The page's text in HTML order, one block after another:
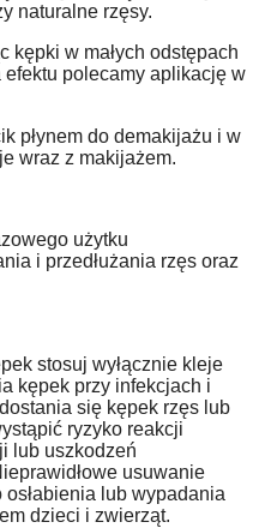
naturalne rzęsy.
kępki w małych odstępach
polecamy aplikację w
płynem do demakijażu i w
wraz z makijażem.
użytku
i przedłużania rzęs oraz
stosuj wyłącznie kleje
kępek przy infekcjach i
się kępek rzęs lub
ryzyko reakcji
lub uszkodzeń
usuwanie
lub wypadania
dzieci i zwierząt.